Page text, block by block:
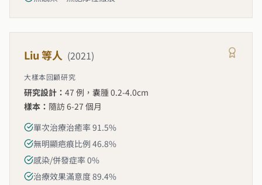
Liu 等人 (2021)
大樣本回顧研究
研究設計： 47 例，囊腫 0.2-4.0cm
樣本： 隨訪 6-27 個月
單次治療治癒率 91.5%
無明顯疤痕比例 46.8%
感染/併發症率 0%
治療效果滿意度 89.4%